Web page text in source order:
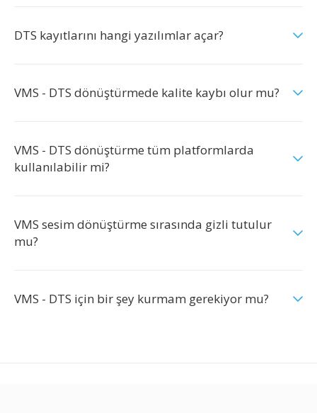
DTS kayıtlarını hangi yazılımlar açar?
VMS - DTS dönüştürmede kalite kaybı olur mu?
VMS - DTS dönüştürme tüm platformlarda
kullanılabilir mi?
VMS sesim dönüştürme sırasında gizli tutulur
mu?
VMS - DTS için bir şey kurmam gerekiyor mu?